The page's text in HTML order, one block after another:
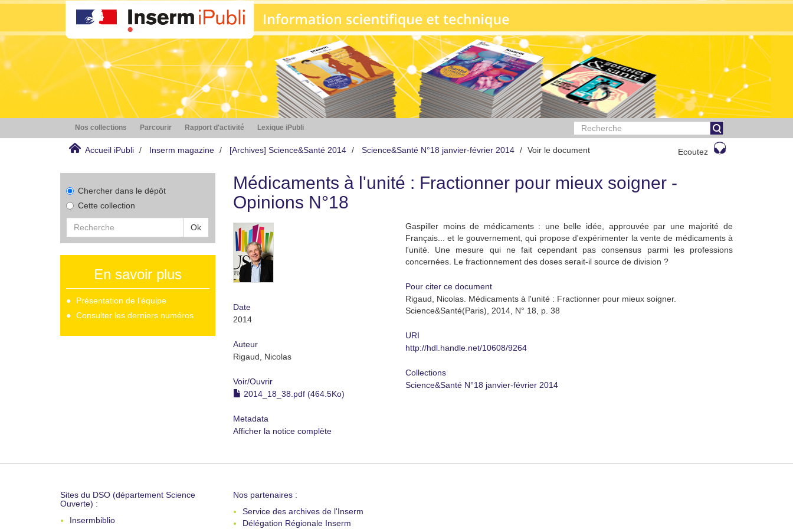
Nos collections Parcourir Rapport d'activité Lexique iPubli
Accueil iPubli Inserm magazine [Archives] Science&Santé 2014 Science&Santé N°18 janvier-février 2014 Voir le document Ecoutez
Chercher dans le dépôt
Cette collection
Ok
En savoir plus
Présentation de l'équipe
Consulter les derniers numéros
Médicaments à l'unité : Fractionner pour mieux soigner -
Opinions N°18
Date
2014
Auteur
Rigaud, Nicolas
Voir/Ouvrir
2014_18_38.pdf (464.5Ko)
Metadata
Afficher la notice complète
Gaspiller moins de médicaments : une belle idée, approuvée par une majorité de
Français... et le gouvernement, qui propose d'expérimenter la vente de médicaments à
l'unité. Une mesure qui ne fait cependant pas consensus parmi les professions
concernées. Le fractionnement des doses serait-il source de division ?
Pour citer ce document
Rigaud, Nicolas. Médicaments à l'unité : Fractionner pour mieux soigner.
Science&Santé(Paris), 2014, N° 18, p. 38
URI
http://hdl.handle.net/10608/9264
Collections
Science&Santé N°18 janvier-février 2014
Sites du DSO (département Science
Ouverte) :
Insermbiblio
Nos partenaires :
Service des archives de l'Inserm
Délégation Régionale Inserm